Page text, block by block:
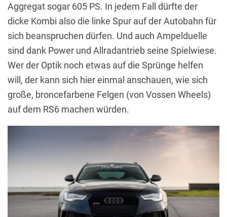
Aggregat sogar 605 PS. In jedem Fall dürfte der
dicke Kombi also die linke Spur auf der Autobahn für
sich beanspruchen dürfen. Und auch Ampelduelle
sind dank Power und Allradantrieb seine Spielwiese.
Wer der Optik noch etwas auf die Sprünge helfen
will, der kann sich hier einmal anschauen, wie sich
große, broncefarbene Felgen (von Vossen Wheels)
auf dem RS6 machen würden.